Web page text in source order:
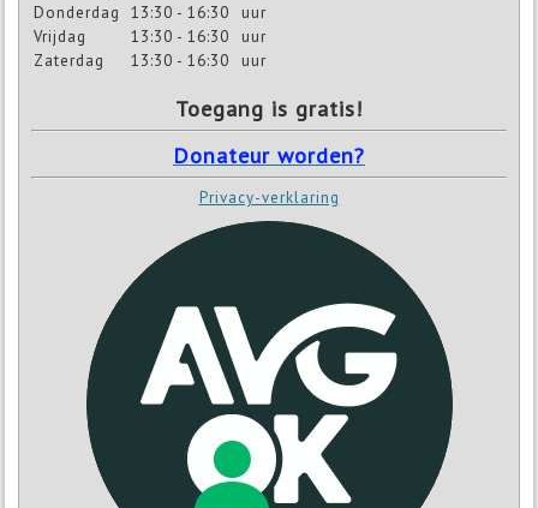
Donderdag
13:30 - 16:30
uur
Vrijdag
13:30 - 16:30
uur
Zaterdag
13:30 - 16:30 uur
Toegang is gratis!
Donateur worden?
Privacy-verklaring